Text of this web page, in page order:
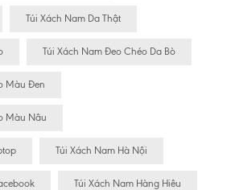
Túi Xách Nam Da Thật
Túi Xách Nam Đeo Chéo Da Bò
Màu Đen
Màu Nâu
Túi Xách Nam Hà Nội
Túi Xách Nam Hàng Hiêu